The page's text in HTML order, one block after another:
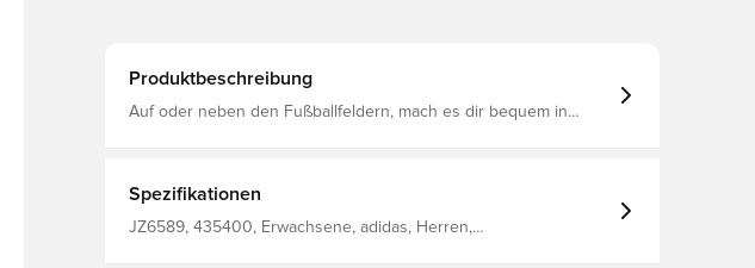
Produktbeschreibung
Auf oder neben den Fußballfeldern, mach es dir bequem in
Spezifikationen
JZ6589, 435400, Erwachsene, adidas, Herren,